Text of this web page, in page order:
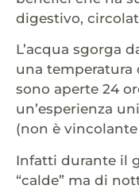
digestivo,
L’acqua sgorga
una temperatura
sono aperte 24
un’esperienza
(non è vincolante
Infatti durante il
“calde” ma di